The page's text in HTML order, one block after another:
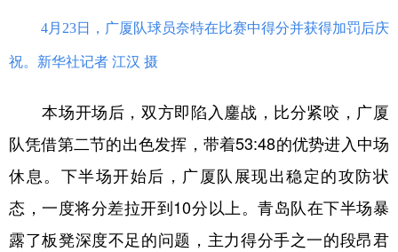
广东 广西 海南 重庆
陕西 甘肃 青海 宁夏
新疆 内蒙古 黑龙江
多语种频道
4月23日，广厦队球员奈特在比赛中得分并获得加罚后庆
祝。新华社记者 江汉 摄
本场开场后，双方即陷入鏖战，比分紧咬，广厦
队凭借第二节的出色发挥，带着53:48的优势进入中场
休息。下半场开始后，广厦队展现出稳定的攻防状
态，一度将分差拉开到10分以上。青岛队在下半场暴
露了板凳深度不足的问题，主力得分手之一的段昂君